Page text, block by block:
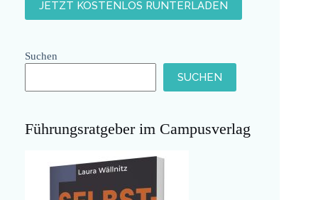
Suchen
SUCHEN
Führungsratgeber im Campusverlag